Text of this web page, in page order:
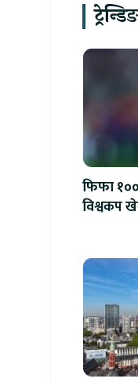
ट्रेन्डिङ
फिफा
विश्वकप